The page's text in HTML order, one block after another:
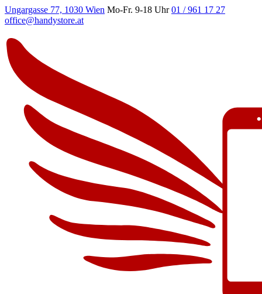
Ungargasse 77, 1030 Wien Mo-Fr. 9-18 Uhr 01 / 961 17 27
office@handystore.at